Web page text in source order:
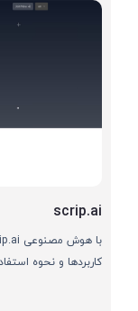
scrip.ai
کاربردها و نحوه